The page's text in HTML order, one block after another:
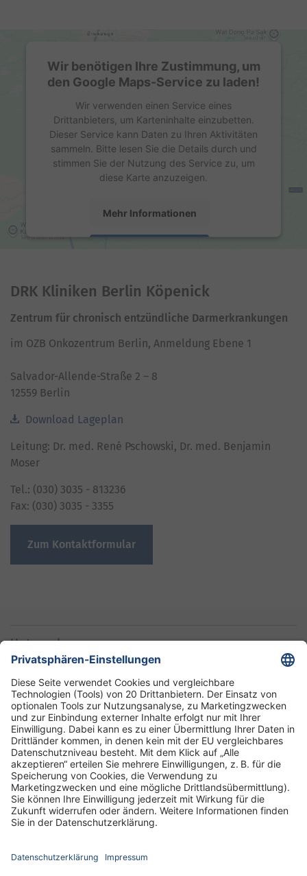
Wir benötigen Ihre Zustimmung, um
den Google Maps-Service zu laden!
Wir verwenden einen Service eines
Drittanbieters, um Karteninhalte einzubetten.
Dieser Service kann Daten zu Ihren Aktivitäten
sammeln. Bitte lesen Sie die Details durch und
stimmen Sie der Nutzung des Service zu, um
diese Karte anzuzeigen.
Mehr Informationen
Platform
DRK Kliniken Berlin Köpenick
Zentrum für chronisch entzündliche Darmerkrankungen
im OZB Onkozentrum Berlin, Anmeldung Ebene 1
Salvador-Allende-Straße 2 – 8
12559 Berlin
Download Lageplan
Leitung: Dr. med. René Pschowski, Dr. med. Benjamin
Moser
Tel.: (030) 3035 - 813236
Fax: (030) 3035 - 3355
Zum Kontaktformular
Unternehmen
Informationen
Standorte
DRK-Schwesternschaft Berlin
Impressum